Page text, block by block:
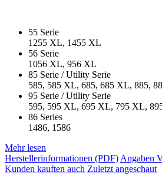
55 Serie
1255 XL, 1455 XL
56 Serie
1056 XL, 956 XL
85 Serie / Utility Serie
585, 585 XL, 685, 685 XL, 885,
95 Serie / Utility Serie
595, 595 XL, 695 XL, 795 XL,
86 Series
1486, 1586
Mehr lesen
Herstellerinformationen (PDF)Angaben
Kunden kauften auch Zuletzt angeschaut